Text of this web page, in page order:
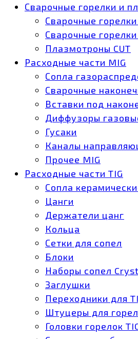
Сварочные горелки и
Сварочные горелки
Сварочные горелки
Плазмотроны CUT
Расходные части MIG
Сопла
Сварочные
Вставки под
Диффузоры
Гусаки
Каналы
Прочее MIG
Расходные части TIG
Сопла
Цанги
Держатели цанг
Кольца
Сетки для сопел
Блоки
Наборы сопел
Заглушки
Переходники для
Штуцеры для
Головки горелок